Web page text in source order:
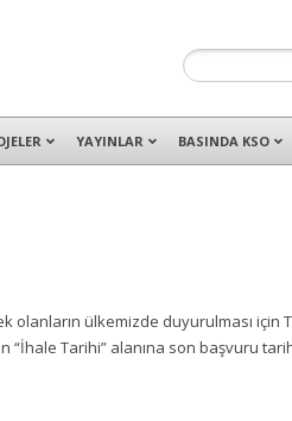
ve İMES OSB’deki ofisleri ile hizmet
YAYINLAR BASINDA KSO
olanların ülkemizde duyurulması için
Tarihi” alanına son başvuru